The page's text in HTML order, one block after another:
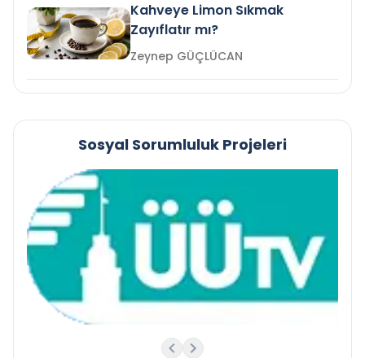
Kahveye Limon Sıkmak
Zayıflatır mı?
Zeynep GÜÇLÜCAN
Sosyal Sorumluluk Projeleri